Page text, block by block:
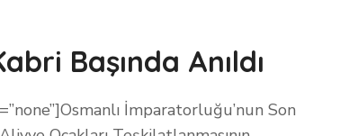
Başında Anıldı
İmparatorluğu’nun Son